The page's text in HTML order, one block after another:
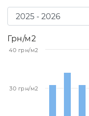
Грн/м2
30 грн/м2
40 грн/м2